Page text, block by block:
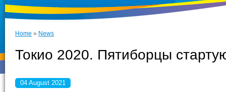
Home » News
Токио 2020. Пятиборцы
04 August 2021